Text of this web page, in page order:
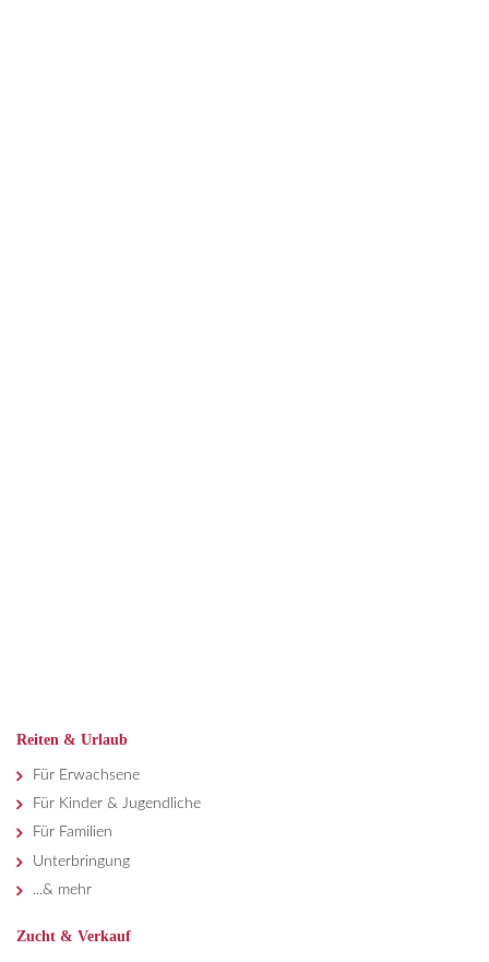
Reiten & Urlaub
Für Erwachsene
Für Kinder & Jugendliche
Für Familien
Unterbringung
...& mehr
Zucht & Verkauf